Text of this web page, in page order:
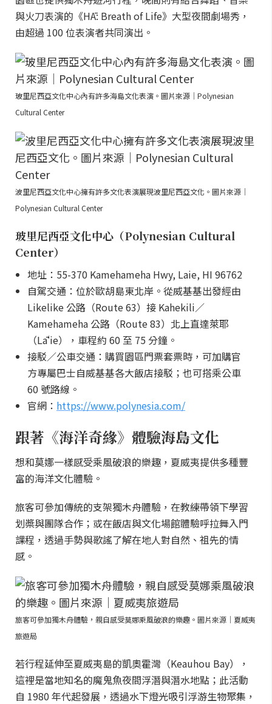
與火刀表演的《HĀ: Breath of Life》大型夜間劇場秀，
由超過 100 位表演者共同演出。
玻里尼西亞文化中心內有許多海島文化表演。圖片來源｜Polynesian
Cultural Center
波里尼西亞文化中心擁有許多文化表演展現波里尼西亞文化。圖片來源｜
Polynesian Cultural Center
玻里尼西亞文化中心（Polynesian Cultural
Center）
地址：55-370 Kamehameha Hwy, Laie, HI 96762
自駕交通：位於歐胡島東北岸。從威基基出發經由
Likelike 公路（Route 63）接 Kahekili／
Kamehameha 公路（Route 83）北上直達萊耶
（Lāʻie），車程約 60 至 75 分鐘。
接駁／公車交通：購買園區門票套票時，可加購官
方專屬巴士自威基基各大飯店接駁；也可搭乘公車
60 號路線。
官網： https://www.polynesia.com/
跟著《海洋奇緣》體驗海島文化
想和莫娜一樣感受乘風破浪的樂趣，夏威夷提供多種豐
富的海洋文化體驗。
旅客可參加傳統的支架獨木舟體驗，在教練帶領下學習
划槳與團隊合作；或在飯店與文化場館體驗呼拉舞入門
課程，透過手勢與歌謠了解在地人對自然、祖先的情
感。
旅客可參加獨木舟體驗，親自感受莫娜乘風破浪的樂趣。圖片來源｜夏威夷
旅遊局
若行程延伸至夏威夷島的凱奧霍灣（Keauhou Bay），
這裡是當地知名的魔鬼魚夜間浮潛與潛水地點；此活動
自 1980 年代起發展，透過水下燈光吸引浮游生物聚集，